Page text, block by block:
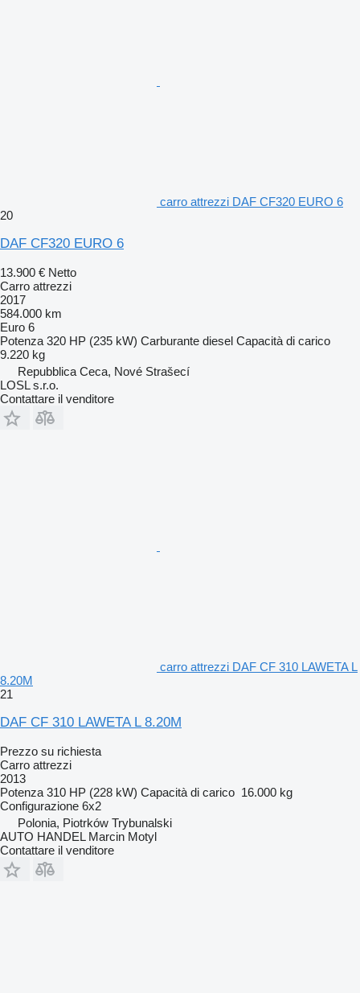
carro attrezzi DAF CF320 EURO 6
20
DAF CF320 EURO 6
13.900 € Netto
Carro attrezzi
2017
584.000 km
Euro 6
Potenza 320 HP (235 kW) Carburante diesel Capacità di carico
9.220 kg
Repubblica Ceca, Nové Strašecí
LOSL s.r.o.
Contattare il venditore
carro attrezzi DAF CF 310 LAWETA L
8.20M
21
DAF CF 310 LAWETA L 8.20M
Prezzo su richiesta
Carro attrezzi
2013
Potenza 310 HP (228 kW) Capacità di carico 16.000 kg
Configurazione 6x2
Polonia, Piotrków Trybunalski
AUTO HANDEL Marcin Motyl
Contattare il venditore